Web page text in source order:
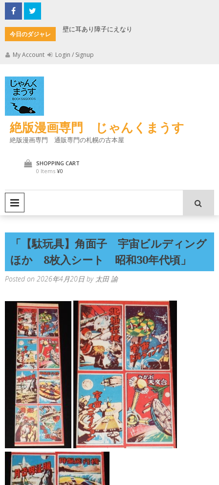
Skip
to
content
今日のダジャレ
んた 壁に耳あり障子にえなり
My Account Login / Signup
絶版漫画専門 じゃんくまうす
絶版漫画専門 通販専門の札幌の古本屋
SHOPPING CART
0 Items ¥0
「【駄玩具】角面子 宇宙ビルディング
ほか 8枚入シート 昭和30年代頃」
Posted on 2026年4月20日 by 太田 諭